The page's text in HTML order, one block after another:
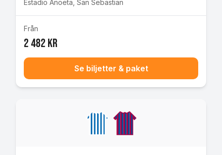
Estadio Anoeta San Sebastian
Från
2 482 kr
Se biljetter & paket